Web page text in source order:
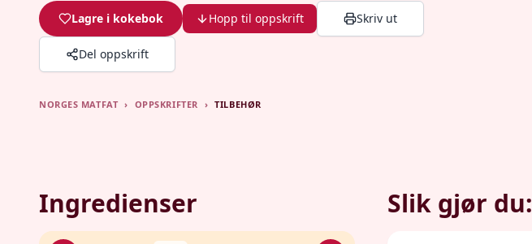
Lagre i kokebok Hopp til oppskrift Skriv ut
Del oppskrift
NORGES MATFAT › OPPSKRIFTER › TILBEHØR
Ingredienser Slik gjør du: